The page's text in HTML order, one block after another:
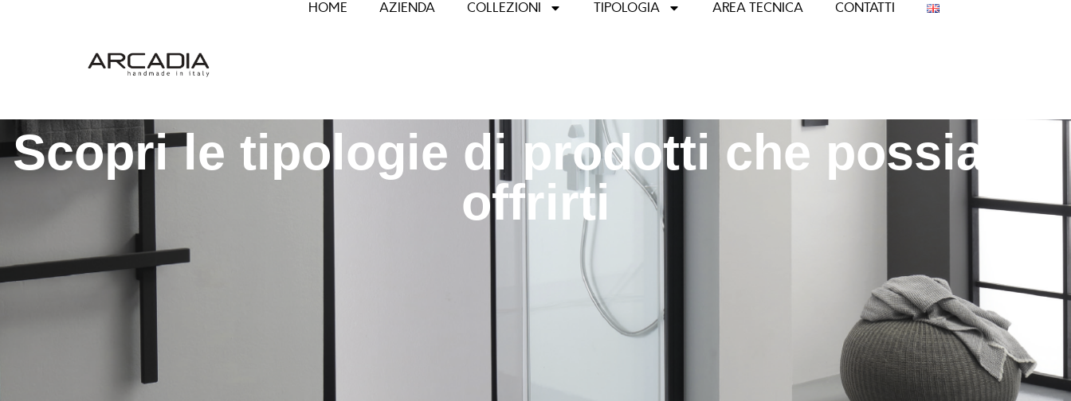
HOME AZIENDA COLLEZIONI TIPOLOGIA AREA TECNICA CONTATTI
Scopri le tipologie di prodotti che possiamo
offrirti